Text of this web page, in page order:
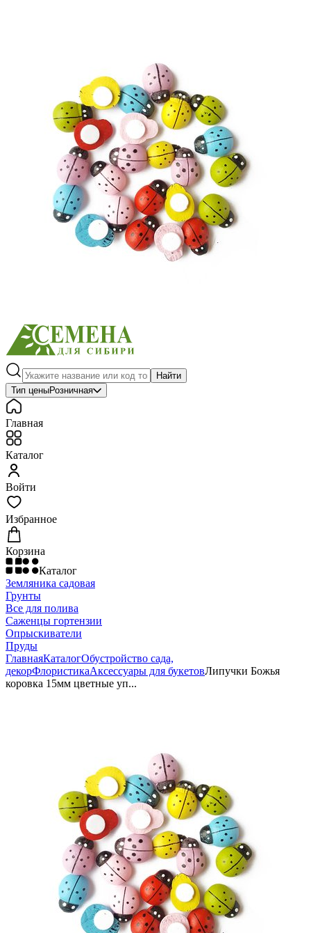
Семена
Газонные травы, сидераты
Горшки, рассадники, аксессуары
Посадочный материал
Садовый инструмент, инвентарь
Найти
Тип ценыРозничная
Главная
Каталог
Войти
Избранное
Корзина
Каталог
Земляника садовая
Грунты
Все для полива
Саженцы гортензии
Опрыскиватели
Пруды
ГлавнаяКаталогОбустройство сада,
декорФлористикаАксессуары для букетовЛипучки Божья
коровка 15мм цветные уп...